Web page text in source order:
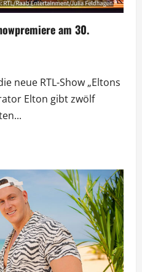
am 30.
neue RTL-Show „Eltons
Elton gibt zwölf